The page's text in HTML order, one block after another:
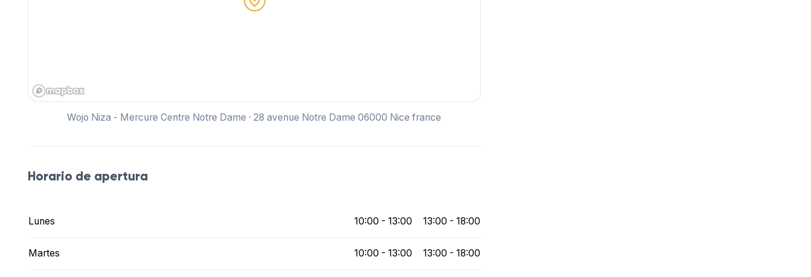
Wojo Niza - Mercure Centre Notre Dame · 28 avenue Notre Dame 06000 Nice france
Horario de apertura
Lunes 10:00 - 13:00 13:00 - 18:00
Martes 10:00 - 13:00 13:00 - 18:00